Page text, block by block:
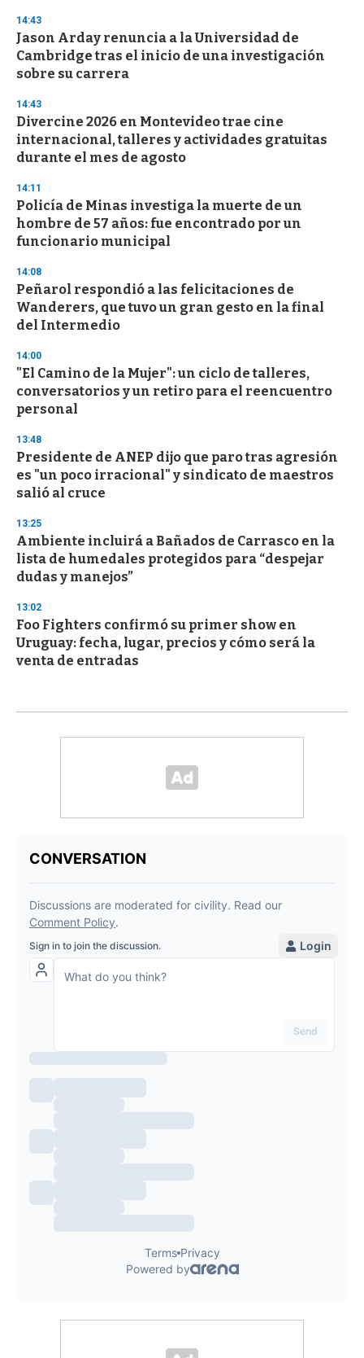
d
s
o
f
3
s
e
c
o
n
s
14:43
Jason Arday renuncia a la Universidad de
Cambridge tras el inicio de una investigación
sobre su carrera
14:43
Divercine 2026 en Montevideo trae cine
internacional, talleres y actividades gratuitas
durante el mes de agosto
14:11
Policía de Minas investiga la muerte de un
hombre de 57 años: fue encontrado por un
funcionario municipal
14:08
Peñarol respondió a las felicitaciones de
Wanderers, que tuvo un gran gesto en la final
del Intermedio
14:00
"El Camino de la Mujer": un ciclo de talleres,
conversatorios y un retiro para el reencuentro
personal
13:48
Presidente de ANEP dijo que paro tras agresión
es "un poco irracional" y sindicato de maestros
salió al cruce
13:25
Ambiente incluirá a Bañados de Carrasco en la
lista de humedales protegidos para “despejar
dudas y manejos”
13:02
Foo Fighters confirmó su primer show en
Uruguay: fecha, lugar, precios y cómo será la
venta de entradas